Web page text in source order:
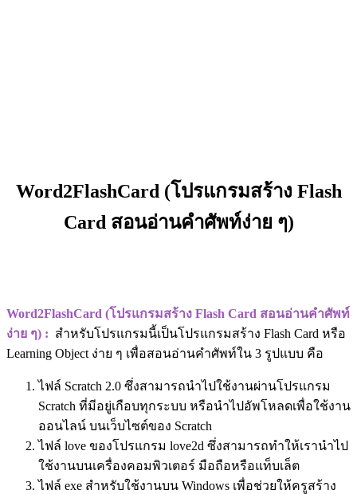
Word2FlashCard (โปรแกรมสร้าง Flash
Card สอนอ่านคำศัพท์ง่าย ๆ)
Word2FlashCard (โปรแกรมสร้าง Flash Card สอนอ่านคำศัพท์
ง่าย ๆ) : สำหรับโปรแกรมนี้เป็นโปรแกรมสร้าง Flash Card หรือ
Learning Object ง่าย ๆ เพื่อสอนอ่านคำศัพท์ใน 3 รูปแบบ คือ
ไฟล์ Scratch 2.0 ซึ่งสามารถนำไปใช้งานผ่านโปรแกรม
Scratch ที่มีอยู่เกือบทุกระบบ หรือนำไปอัพโหลดเพื่อใช้งาน
ออนไลน์ บนเว็บไซต์ของ Scratch
ไฟล์ love ของโปรแกรม love2d ซึ่งสามารถทำให้เรานำไป
ใช้งานบนเครื่องคอมพิวเตอร์ มือถือหรือแท็บเล็ต
ไฟล์ exe สำหรับใช้งานบน Windows เพื่อช่วยให้ครูสร้าง